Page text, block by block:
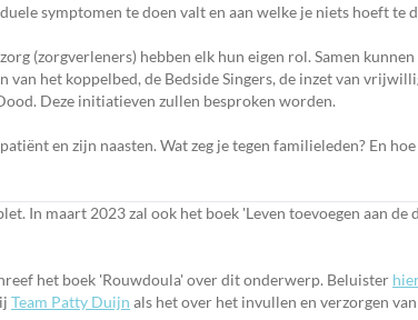
symptomen te doen valt en aan welke je niets hoeft te
(zorgverleners) hebben elk hun eigen rol. Samen
het koppelbed, de Bedside Singers, de inzet van
Deze initiatieven zullen besproken worden.
en zijn naasten. Wat zeg je tegen familieleden? En
In maart 2023 zal ook het boek 'Leven toevoegen aan de
het boek 'Rouwdoula' over dit onderwerp. Beluister
Team Patty Duijn als het over het invullen en verzorgen